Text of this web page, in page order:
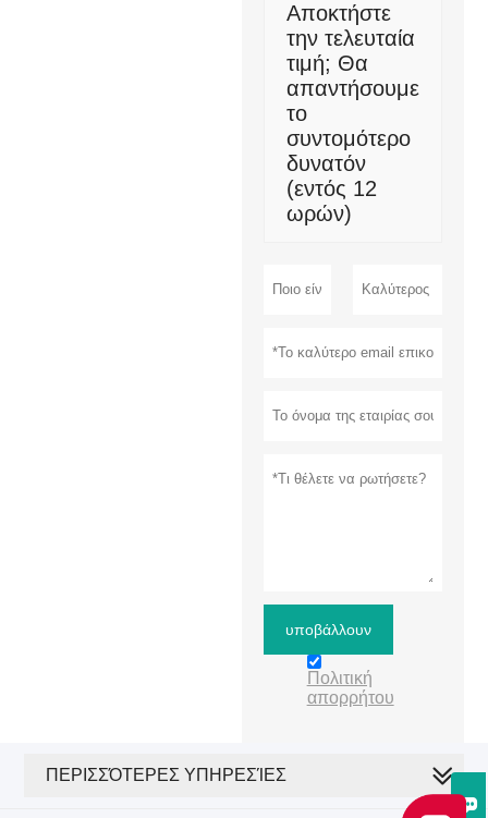

Αποκτήστε
την τελευταία
τιμή; Θα
απαντήσουμε
το
συντομότερο
δυνατόν
(εντός 12
ωρών)
υποβάλλουν
Πολιτική
απορρήτου
ΠΕΡΙΣΣΌΤΕΡΕΣ ΥΠΗΡΕΣΊΕΣ